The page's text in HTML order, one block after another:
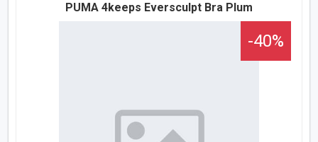
PUMA 4keeps Eversculpt Bra Plum
-40%